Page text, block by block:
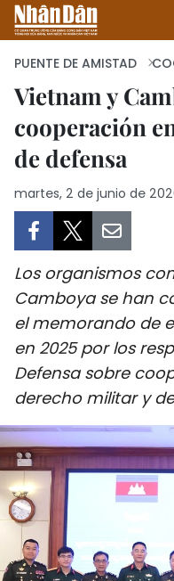
PUENTE DE AMISTAD
Vietnam y
cooperación
de defensa
martes, 2 de junio de
Los organismos
Camboya se han
el memorando de
en 2025 por los
Defensa sobre
derecho militar y